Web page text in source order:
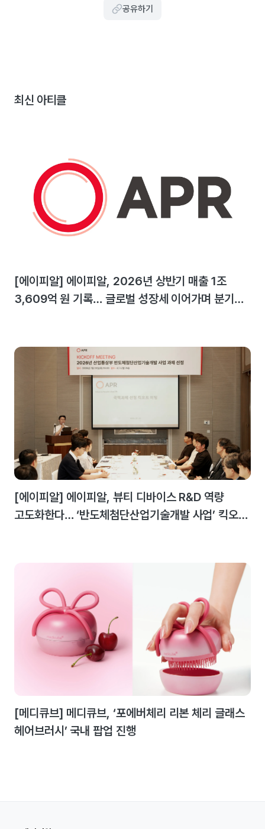
공유하기
최신 아티클
[에이피알] 에이피알, 2026년 상반기 매출 1조
3,609억 원 기록… 글로벌 성장세 이어가며 분기
[에이피알] 에이피알, 뷰티 디바이스 R&D 역량
고도화한다… ‘반도체첨단산업기술개발 사업’ 킥오프
[메디큐브] 메디큐브, ‘포에버체리 리본 체리 글래스
헤어브러시’ 국내 팝업 진행